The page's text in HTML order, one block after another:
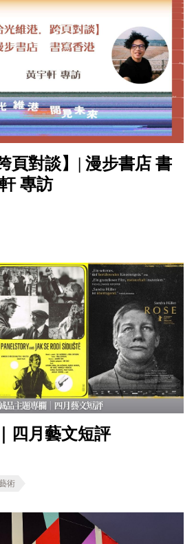
頁對談】| 漫步書店 書
專訪
四月藝文短評
術